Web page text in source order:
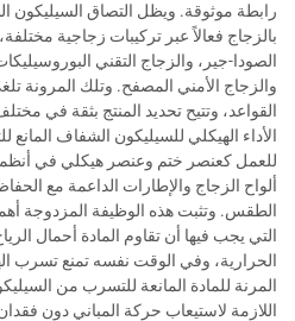
رابطة موثوقة. ويظل التصاق السيليكون
بالزجاج فعالاً عبر تركيبات زجاجية
الصودا-جير، والزجاج التقني
والزجاج الأمني المصفح. وتلك المرونة
القواعد، وتتيح تحديد المنتج بثقة في
الأداء الهيكلي للسيليكون الشفاف المانع
للعمل كعنصر ختم وعنصر هيكلي في
ألواح الزجاج والإطارات الداعمة مع
الطقس. وتثبت هذه الوظيفة المزدوجة
التي يجب فيها أن تقاوم المادة أحمال
الحرارية، وفي الوقت نفسه تمنع تسرب
المرنة للمادة المانعة للتسرب من
اللازمة لاستيعاب حركة المباني دون